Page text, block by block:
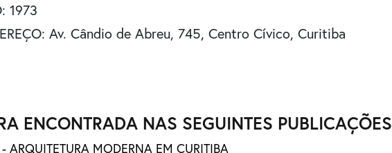
1973
Av. Cândio de Abreu, 745, Centro Cívico, Curitiba
ENCONTRADA NAS SEGUINTES PUBLICAÇÕES
ARQUITETURA MODERNA EM CURITIBA